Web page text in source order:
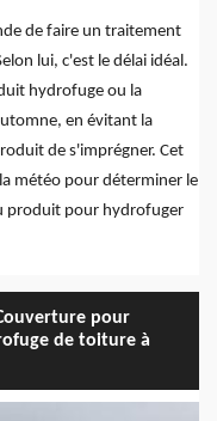
de faire un traitement
lui, c'est le délai idéal.
hydrofuge ou la
en évitant la
de s'imprégner. Cet
météo pour déterminer le
produit pour hydrofuger
pour
de toiture à